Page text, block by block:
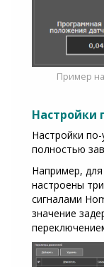
Пример
Настройки
Настройки
полностью
Например,
настроены
сигналами
значение